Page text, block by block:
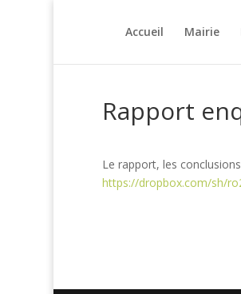
Accueil Mairie
Rapport
Le rapport, les
https://dropbox.com/sh/